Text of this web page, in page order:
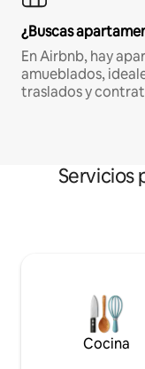
¿Buscas
En Airbnb, hay
amueblados,
traslados y
Servicios
Cocina